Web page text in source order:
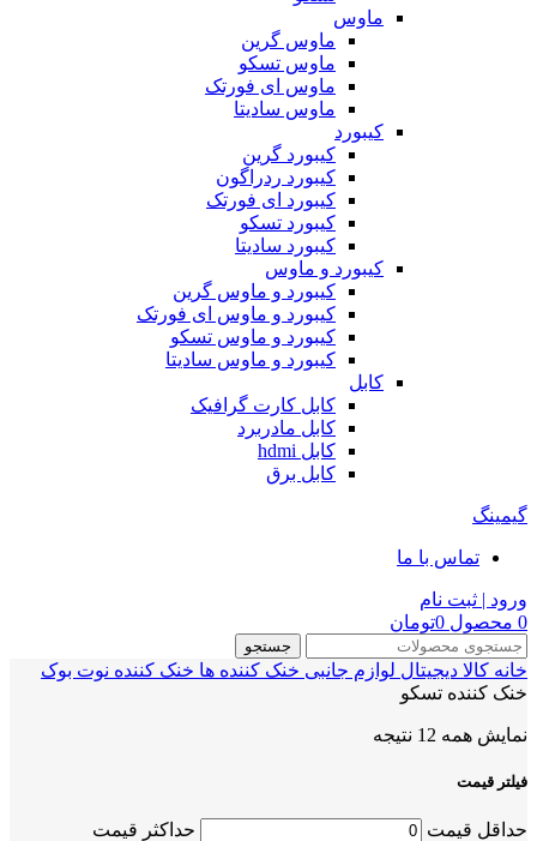
ماوس
ماوس گرین
ماوس تسکو
ماوس ای فورتک
ماوس سادیتا
کیبورد
کیبورد گرین
کیبورد ردراگون
کیبورد ای فورتک
کیبورد تسکو
کیبورد سادیتا
کیبورد و ماوس
کیبورد و ماوس گرین
کیبورد و ماوس ای فورتک
کیبورد و ماوس تسکو
کیبورد و ماوس سادیتا
کابل
کابل کارت گرافیک
کابل مادربرد
کابل hdmi
کابل برق
گیمینگ
تماس با ما
ورود | ثبت نام
0 محصول 0تومان
جستجو
خانه کالا دیجیتال لوازم جانبی خنک کننده ها خنک کننده نوت بوک
خنک کننده تسکو
نمایش همه 12 نتیجه
فیلتر قیمت
حداقل قیمت حداکثر قیمت